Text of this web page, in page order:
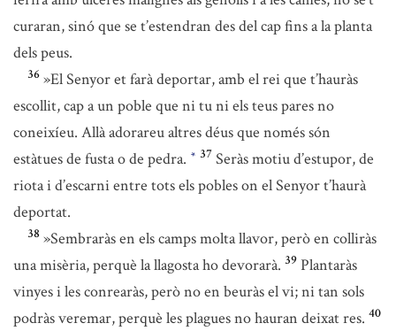
curaran, sinó que se t’estendran des del cap fins a la planta
dels peus.
36 »El Senyor et farà deportar, amb el rei que t’hauràs
escollit, cap a un poble que ni tu ni els teus pares no
coneixíeu. Allà adorareu altres déus que només són
estàtues de fusta o de pedra. * 37 Seràs motiu d’estupor, de
riota i d’escarni entre tots els pobles on el Senyor t’haurà
deportat.
38 »Sembraràs en els camps molta llavor, però en colliràs
una misèria, perquè la llagosta ho devorarà. 39 Plantaràs
vinyes i les conrearàs, però no en beuràs el vi; ni tan sols
podràs veremar, perquè les plagues no hauran deixat res. 40